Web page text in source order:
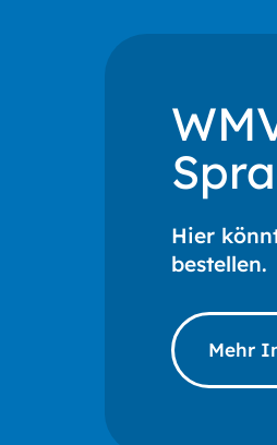
Hier
bestellen.
Mehr